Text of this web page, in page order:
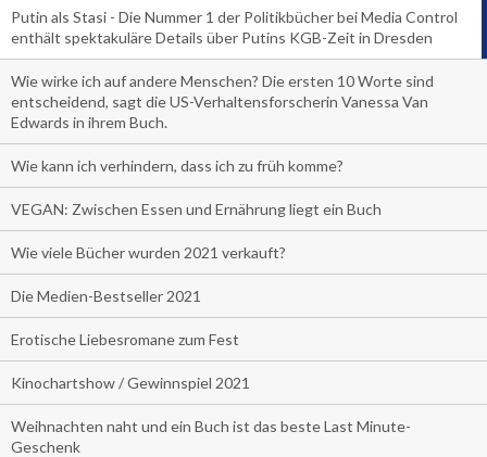
Putin als Stasi - Die Nummer 1 der Politikbücher bei Media Control
enthält spektakuläre Details über Putins KGB-Zeit in Dresden
Wie wirke ich auf andere Menschen? Die ersten 10 Worte sind
entscheidend, sagt die US-Verhaltensforscherin Vanessa Van
Edwards in ihrem Buch.
Wie kann ich verhindern, dass ich zu früh komme?
VEGAN: Zwischen Essen und Ernährung liegt ein Buch
Wie viele Bücher wurden 2021 verkauft?
Die Medien-Bestseller 2021
Erotische Liebesromane zum Fest
Kinochartshow / Gewinnspiel 2021
Weihnachten naht und ein Buch ist das beste Last Minute-
Geschenk